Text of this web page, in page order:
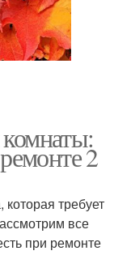
2
требует
все
при ремонте